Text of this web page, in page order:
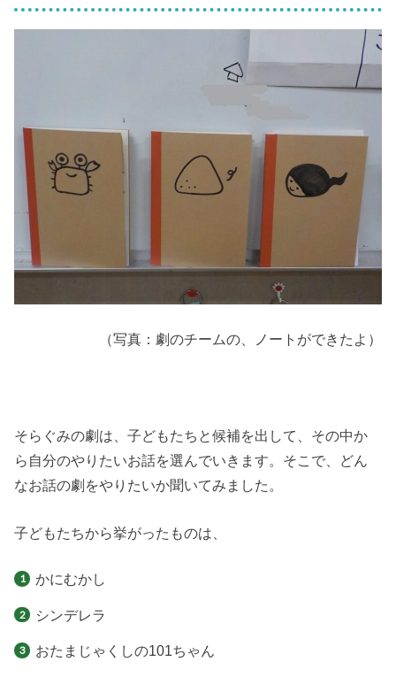
（写真：劇のチームの、ノートができたよ）
そらぐみの劇は、子どもたちと候補を出して、その中か
ら自分のやりたいお話を選んでいきます。そこで、どん
なお話の劇をやりたいか聞いてみました。
子どもたちから挙がったものは、
かにむかし
シンデレラ
おたまじゃくしの101ちゃん